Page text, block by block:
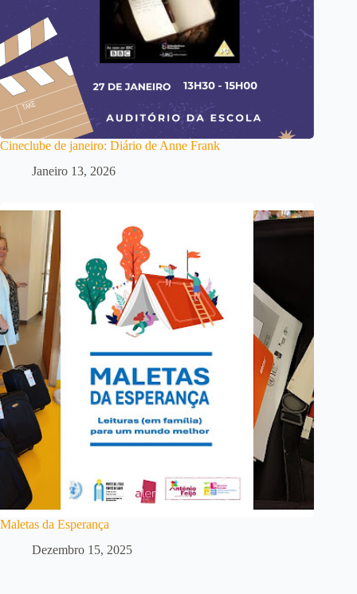
Cineclube de janeiro: Diário de Anne Frank
Janeiro 13, 2026
Maletas da Esperança
Dezembro 15, 2025